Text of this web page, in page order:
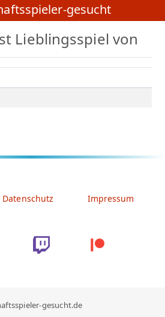
gesucht
Lieblingsspiel von
Datenschutz
Impressum
gesucht.de